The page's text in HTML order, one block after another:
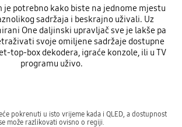
je potrebno kako biste na jednome mjestu
sadržaja i beskrajno uživali. Uz
One daljinski upravljač sve je lakše pa
svoje omiljene sadržaje dostupne
top-box dekodera, igraće konzole, ili u TV
programu uživo.
pokrenuti u isto vrijeme kada i QLED, a dostupnost
može razlikovati ovisno o regiji.